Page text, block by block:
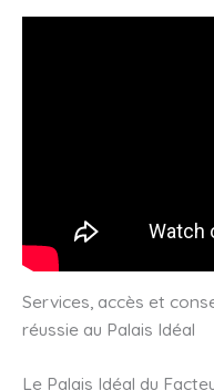
Services, accès et
réussie au Palais Idéal
Le Palais Idéal du